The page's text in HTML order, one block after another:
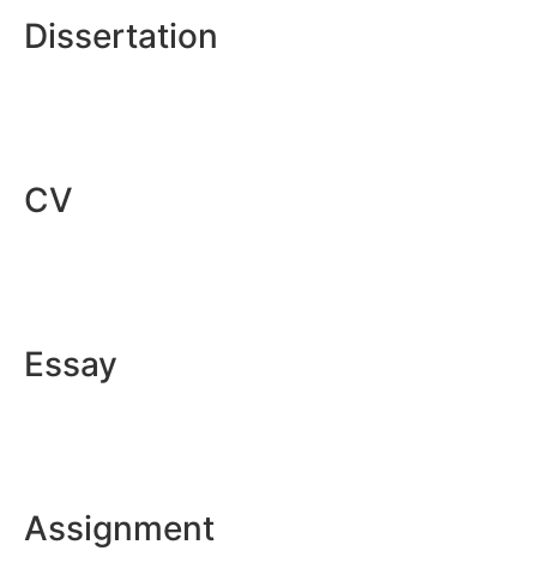
Dissertation
CV
Essay
Assignment